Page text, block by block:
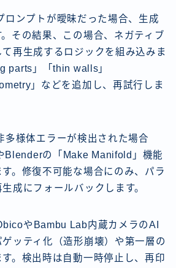
ロンプトが曖昧だった場合、生成
その結果、この場合、ネガティブ
再生成するロジックを組み込みま
parts」「thin walls」
」などを追加し、再試行しま
多様体エラーが検出された場合
Blenderの「Make Manifold」機能
。修復不可能な場合にのみ、パラ
成にフォールバックします。
やBambu Lab内蔵カメラのAI
ッティ化（造形崩壊）や第一層の
。検出時は自動一時停止し、再印